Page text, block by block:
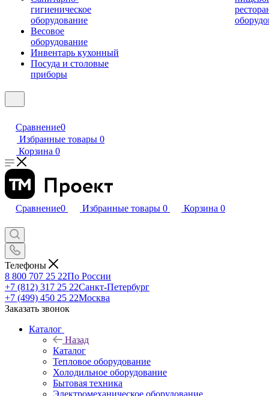
гигиеническое
оборудование
Весовое
оборудование
Инвентарь кухонный
Посуда и столовые
приборы
Сравнение0
Избранные товары 0
Корзина 0
Сравнение0 Избранные товары 0 Корзина 0
Телефоны
8 800 707 25 22По России
+7 (812) 317 25 22Санкт-Петербург
+7 (499) 450 25 22Москва
Заказать звонок
Каталог
Назад
Каталог
Тепловое оборудование
Холодильное оборудование
Бытовая техника
Электромеханическое оборудование